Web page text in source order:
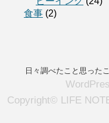
食事 (2)
日々調べたこと思った
Copyright© LIFE